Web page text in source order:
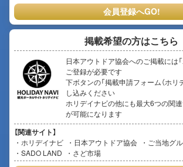
会員登録へGO!
掲載希望の方はこちら
日本アウトドア協会へのご掲載には
ご登録が必要です
下ボタンの「掲載申請フォーム（ホリ
し込みください
ホリデイナビの他にも最大6つの関
が可能になります
【関連サイト】
ホリデイナビ 日本アウトドア協会 ご当地グ
SADO LAND
さど市場